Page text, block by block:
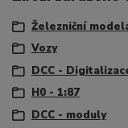
Železniční
Vozy
DCC -
H0 - 1:87
DCC - moduly